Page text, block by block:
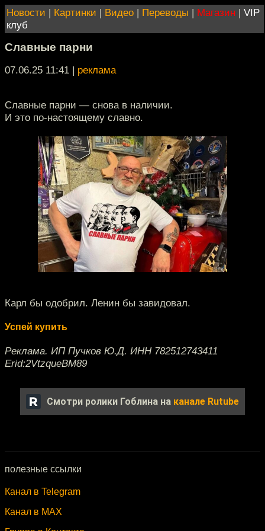
Новости | Картинки | Видео | Переводы | Магазин | VIP
клуб
Славные парни
07.06.25 11:41 | реклама
Славные парни — снова в наличии.
И это по-настоящему славно.
Карл бы одобрил. Ленин бы завидовал.
Успей купить
Реклама. ИП Пучков Ю.Д. ИНН 782512743411
Erid:2VtzqueBM89
Смотри ролики Гоблина на канале Rutube
полезные ссылки
Канал в Telegram
Канал в MAX